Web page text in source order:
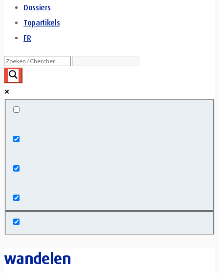
Dossiers
Topartikels
FR
wandelen